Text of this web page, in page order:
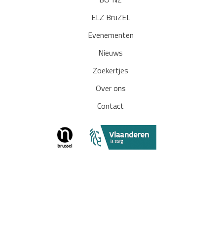
ELZ BruZEL
Evenementen
Nieuws
Zoekertjes
Over ons
Contact